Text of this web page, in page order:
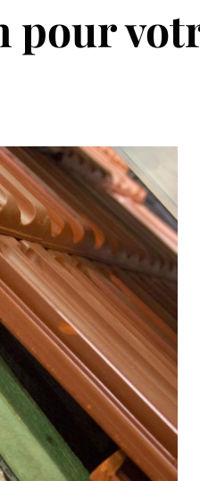
pour